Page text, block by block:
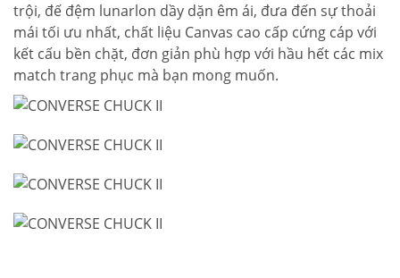
trội, đế đệm lunarlon dầy dặn êm ái, đưa đến sự thoải
mái tối ưu nhất, chất liệu Canvas cao cấp cứng cáp với
kết cấu bền chặt, đơn giản phù hợp với hầu hết các mix
match trang phục mà bạn mong muốn.